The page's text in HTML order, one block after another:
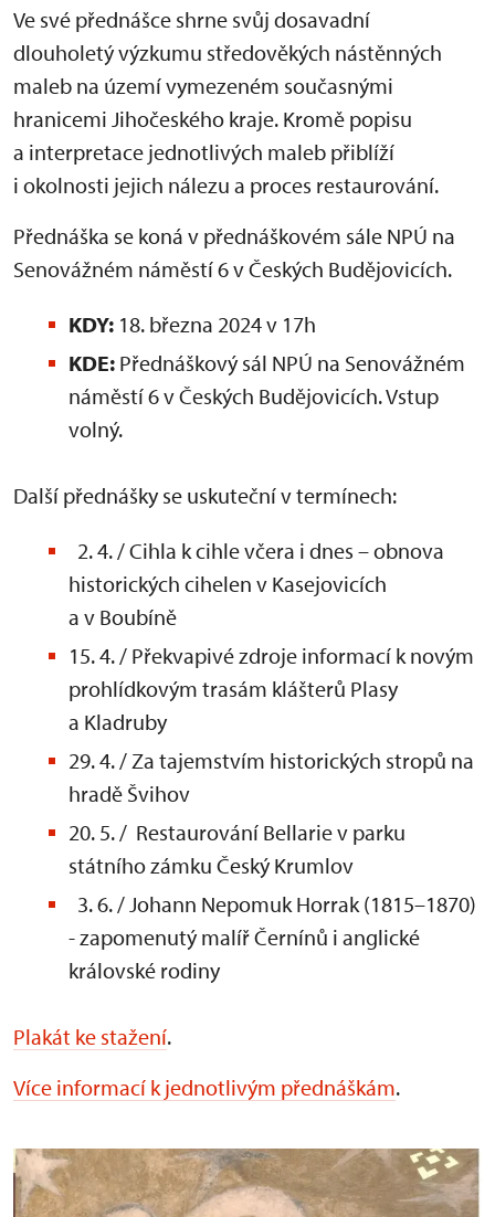
Ve své přednášce shrne svůj dosavadní
dlouholetý výzkumu středověkých nástěnných
maleb na území vymezeném současnými
hranicemi Jihočeského kraje. Kromě popisu
a interpretace jednotlivých maleb přiblíží
i okolnosti jejich nálezu a proces restaurování.
Přednáška se koná v přednáškovém sále NPÚ na
Senovážném náměstí 6 v Českých Budějovicích.
KDY: 18. března 2024 v 17h
KDE: Přednáškový sál NPÚ na Senovážném
náměstí 6 v Českých Budějovicích. Vstup
volný.
Další přednášky se uskuteční v termínech:
2. 4. / Cihla k cihle včera i dnes – obnova
historických cihelen v Kasejovicích
a v Boubíně
15. 4. / Překvapivé zdroje informací k novým
prohlídkovým trasám klášterů Plasy
a Kladruby
29. 4. / Za tajemstvím historických stropů na
hradě Švihov
20. 5. / Restaurování Bellarie v parku
státního zámku Český Krumlov
3. 6. / Johann Nepomuk Horrak (1815–1870)
- zapomenutý malíř Černínů i anglické
královské rodiny
Plakát ke stažení.
Více informací k jednotlivým přednáškám.